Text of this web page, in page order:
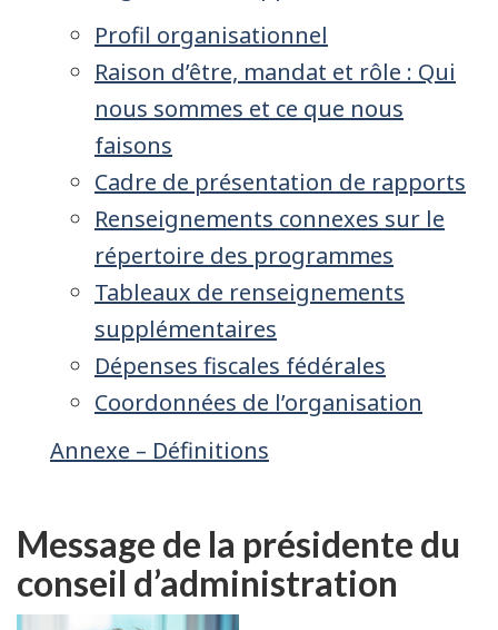
Profil organisationnel
Raison d’être, mandat et rôle : Qui
nous sommes et ce que nous
faisons
Cadre de présentation de rapports
Renseignements connexes sur le
répertoire des programmes
Tableaux de renseignements
supplémentaires
Dépenses fiscales fédérales
Coordonnées de l’organisation
Annexe – Définitions
Message de la présidente du
conseil d’administration